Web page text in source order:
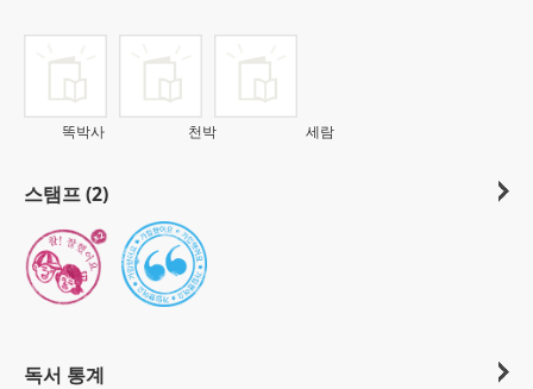
똑박사 천박 세람
스탬프 (2)
독서 통계